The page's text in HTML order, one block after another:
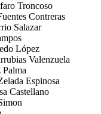
Troncoso
Contreras
Salazar
López
Valenzuela
Palma
Espinosa
Castellano